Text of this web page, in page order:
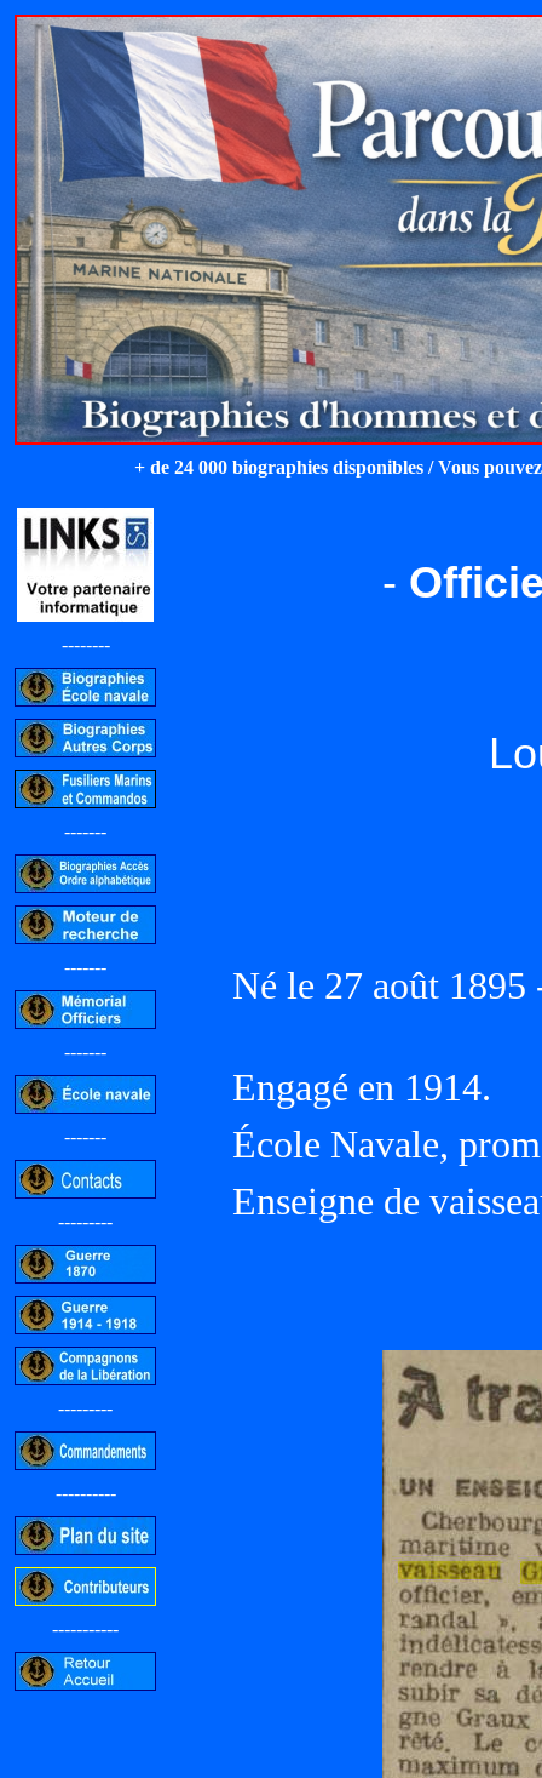
+ de 24 000 biographies disponibles / Vous
--------
-------
-------
-------
-------
---------
---------
----------
-----------
-
Né le 27 août 1895
Engagé en 1914.
École Navale,
Enseigne de